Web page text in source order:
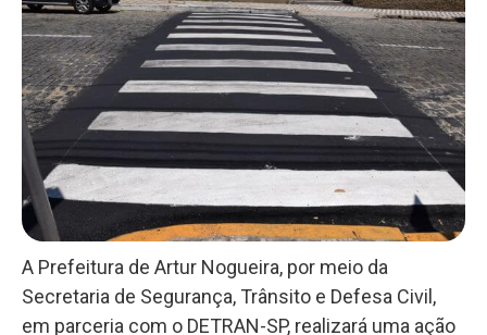
A Prefeitura de Artur Nogueira, por meio da
Secretaria de Segurança, Trânsito e Defesa Civil,
em parceria com o DETRAN-SP, realizará uma ação